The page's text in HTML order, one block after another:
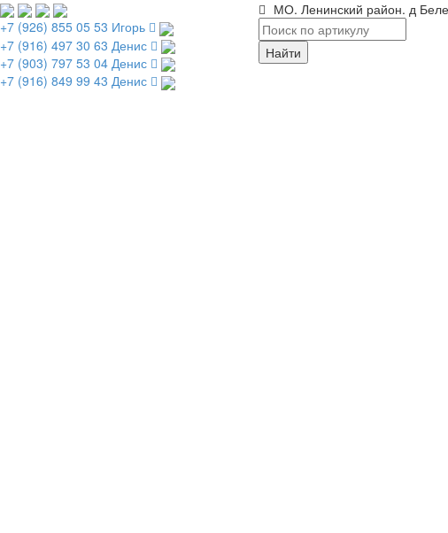
МО. Ленинский район. д
+7 (926) 855 05 53 Игорь
+7 (916) 497 30 63 Денис
+7 (903) 797 53 04 Денис
+7 (916) 849 99 43 Денис